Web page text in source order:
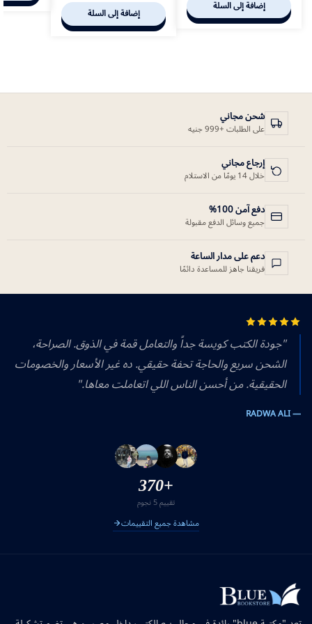
إضافة إلى السلة
إضافة إلى السلة
شحن مجاني
على الطلبات +999 جنيه
إرجاع مجاني
خلال 14 يومًا من الاستلام
دفع آمن 100%
جميع وسائل الدفع مقبولة
دعم على مدار الساعة
فريقنا جاهز للمساعدة دائمًا
"جودة الكتب كويسة جداً والتعامل قمة في الذوق. الصراحة،
الشحن سريع والحاجة تحفة حقيقي. ده غير الأسعار والخصومات
الحقيقية. من أحسن الناس اللي اتعاملت معاها."
— RADWA ALI
+370
تقييم 5 نجوم
مشاهدة جميع التقييمات